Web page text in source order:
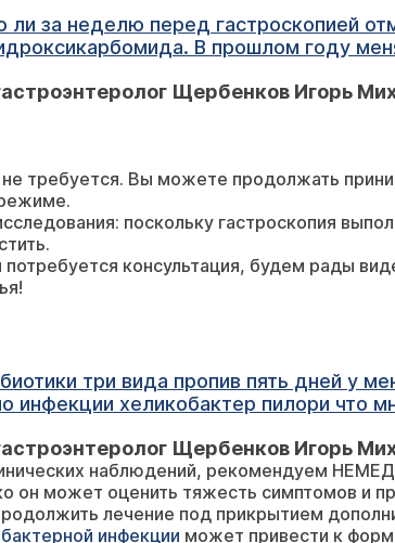
за неделю перед гастроскопией
В прошлом году
Щербенков Игорь
требуется. Вы можете продолжать
поскольку гастроскопия
консультация, будем рады
хеликобактер пилори что мне делать
Щербенков Игорь
наблюдений, рекомендуем
он может оценить тяжесть симптомов и
лечение под прикрытием
инфекции может привести к